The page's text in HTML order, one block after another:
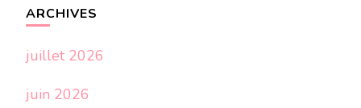
ARCHIVES
juillet 2026
juin 2026